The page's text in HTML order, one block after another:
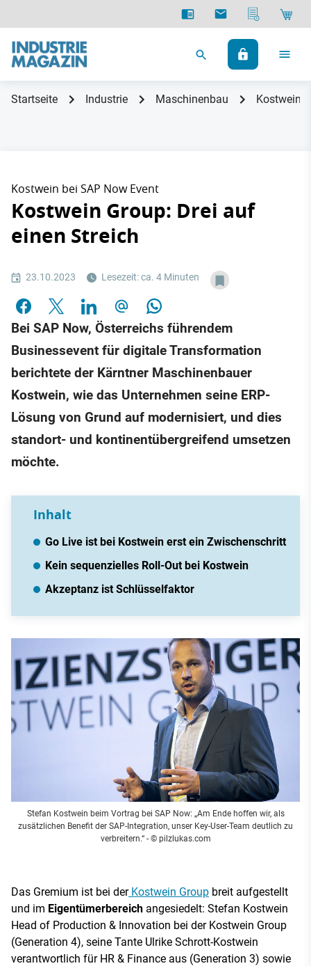
Startseite Industrie Maschinenbau Kostwein
Kostwein bei SAP Now Event
Kostwein Group: Drei auf
einen Streich
23.10.2023 Lesezeit: ca. 4 Minuten
Bei SAP Now, Österreichs führendem
Businessevent für digitale Transformation
berichtete der Kärntner Maschinenbauer
Kostwein, wie das Unternehmen seine ERP-
Lösung von Grund auf modernisiert, und dies
standort- und kontinentübergreifend umsetzen
möchte.
Inhalt
Go Live ist bei Kostwein erst ein Zwischenschritt
Kein sequenzielles Roll-Out bei Kostwein
Akzeptanz ist Schlüsselfaktor
Stefan Kostwein beim Vortrag bei SAP Now: „Am Ende hoffen wir, als
zusätzlichen Benefit der SAP-Integration, unser Key-User-Team deutlich zu
verbreitern.“- © pilzlukas.com
Das Gremium ist bei derKostwein Group breit aufgestellt
und im Eigentümerbereich angesiedelt: Stefan Kostwein
Head of Production & Innovation bei der Kostwein Group
(Generation 4), seine Tante Ulrike Schrott-Kostwein
verantwortlich für HR & Finance aus (Generation 3) sowie